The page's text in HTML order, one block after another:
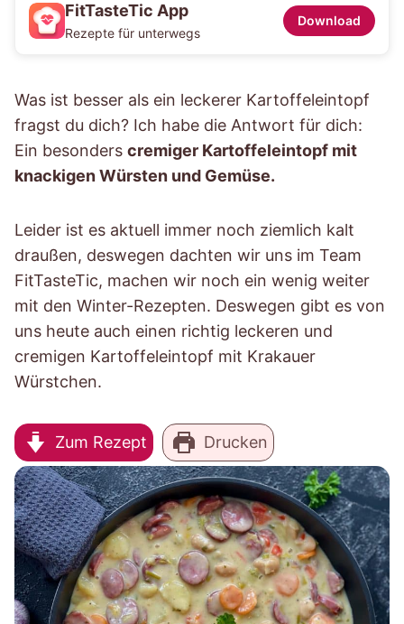
FitTasteTic App
Rezepte für unterwegs
Download
Was ist besser als ein leckerer Kartoffeleintopf
fragst du dich? Ich habe die Antwort für dich:
Ein besonders cremiger Kartoffeleintopf mit
knackigen Würsten und Gemüse.
Leider ist es aktuell immer noch ziemlich kalt
draußen, deswegen dachten wir uns im Team
FitTasteTic, machen wir noch ein wenig weiter
mit den Winter-Rezepten. Deswegen gibt es von
uns heute auch einen richtig leckeren und
cremigen Kartoffeleintopf mit Krakauer
Würstchen.
Zum Rezept Drucken